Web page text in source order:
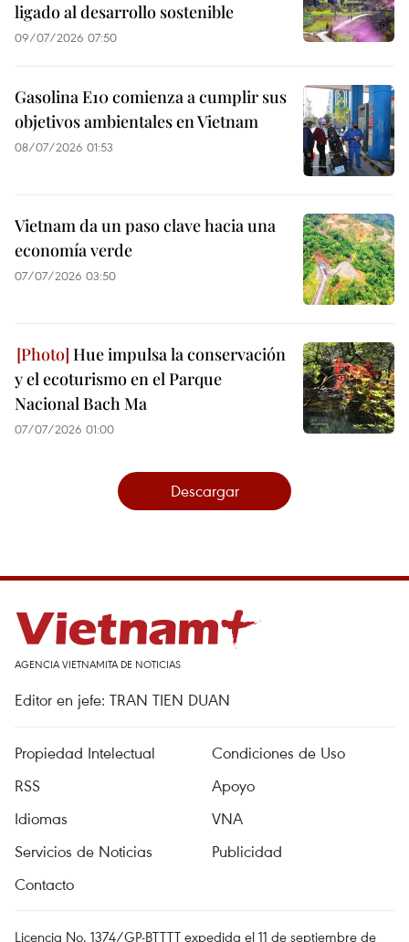
ligado al desarrollo sostenible
09/07/2026 07:50
Gasolina E10 comienza a cumplir sus
objetivos ambientales en Vietnam
08/07/2026 01:53
Vietnam da un paso clave hacia una
economía verde
07/07/2026 03:50
Hue impulsa la conservación
y el ecoturismo en el Parque
Nacional Bach Ma
07/07/2026 01:00
Descargar
AGENCIA VIETNAMITA DE NOTICIAS
Editor en jefe: TRAN TIEN DUAN
Propiedad Intelectual
Condiciones de Uso
RSS
Apoyo
Idiomas
VNA
Servicios de Noticias
Publicidad
Contacto
Licencia No. 1374/GP-BTTTT expedida el 11 de septiembre de